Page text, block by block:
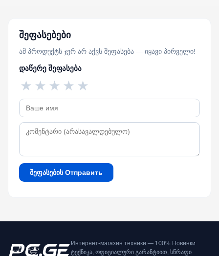
შეფასებები
ამ პროდუქტს ჯერ არ აქვს შეფასება — იყავი პირველი!
დაწერე შეფასება
★
★
★
★
★
შეფასების Отправить
Интернет-магазин техники — 100% Новинки
ტექნიკა, ოფიციალური გარანტიით, სწრაფი